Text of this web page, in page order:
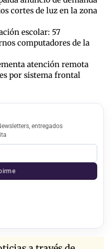
cortes de luz en la zona
escolar: 57
computadores de la
atención remota
por sistema frontal
entregados